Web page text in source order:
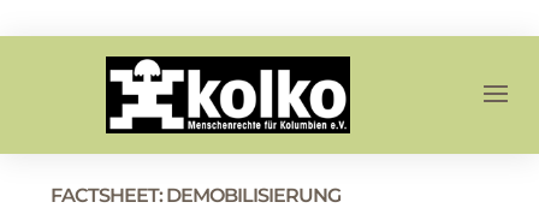
FACTSHEET: DEMOBILISIERUNG